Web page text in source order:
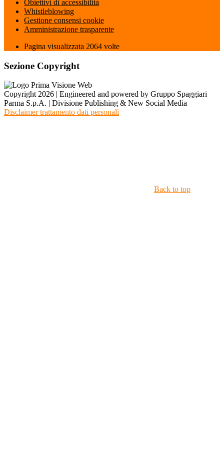
Obiettivi di accessibilità
Whistleblowing
Gestione consensi cookie
Amministrazione trasparente
Pagina visualizzata 2064 volte
Sezione Copyright
Copyright 2026 | Engineered and powered by Gruppo Spaggiari
Parma S.p.A. | Divisione Publishing & New Social Media
Disclaimer trattamento dati personali
Back to top